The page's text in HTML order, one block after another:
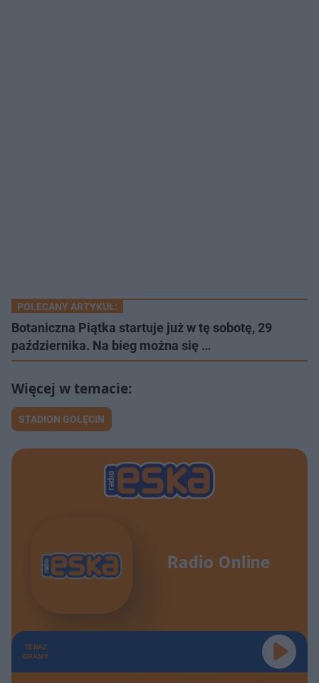
POLECANY ARTYKUŁ:
Botaniczna Piątka startuje już w tę sobotę, 29
października. Na bieg można się …
STADION GOLĘCIN
Radio Online
TERAZ
GRAMY